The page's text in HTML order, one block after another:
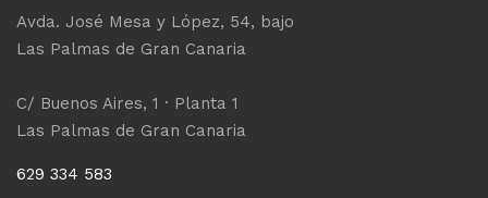
Avda. José Mesa y López, 54, bajo
Las Palmas de Gran Canaria
C/ Buenos Aires, 1 · Planta 1
Las Palmas de Gran Canaria
629 334 583